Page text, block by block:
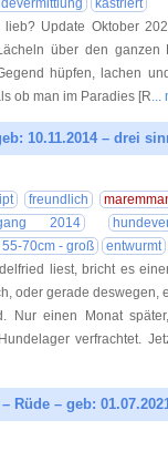
kastriert
Update Oktober
über den ganzen
hüpfen, lachen
ob man im Paradies [R...
10.11.2014 – drei
freundlich
2014
70cm - groß
entwurmt
liest, bricht es
oder gerade deswegen,
Nur einen Monat
verfrachtet.
Rüde – geb: